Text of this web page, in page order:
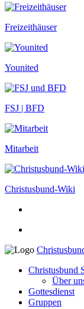
Freizeithäuser
Younited
FSJ | BFD
Mitarbeit
Christusbund-Wiki
Christusbund
Über
Gottesdienst
Gruppen